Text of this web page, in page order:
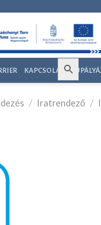
KAPCSOLAT EU
/ Iratrendező /